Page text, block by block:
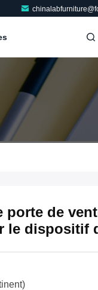
de
le dispositif